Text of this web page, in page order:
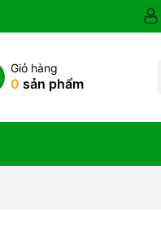
Giỏ hàng
0 sản phẩm